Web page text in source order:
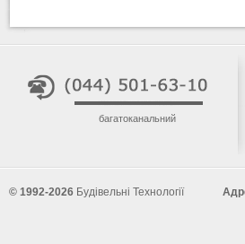
багатоканальний
© 1992-2026 Будівельні Технології